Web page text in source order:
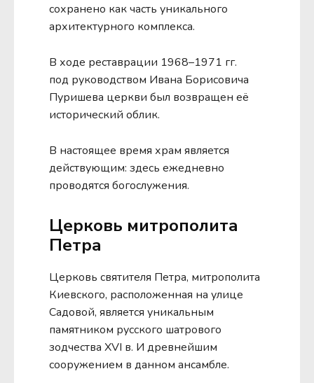
сохранено как часть уникального
архитектурного комплекса.
В ходе реставрации 1968–1971 гг.
под руководством Ивана Борисовича
Пуришева церкви был возвращен её
исторический облик.
В настоящее время храм является
действующим: здесь ежедневно
проводятся богослужения.
Церковь митрополита
Петра
Церковь святителя Петра, митрополита
Киевского, расположенная на улице
Садовой, является уникальным
памятником русского шатрового
зодчества XVI в. И древнейшим
сооружением в данном ансамбле.